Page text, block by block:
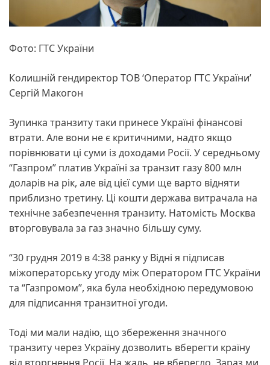
Фото: ГТС України
Колишній гендиректор ТОВ ‘Оператор ГТС України’
Сергій Макогон
Зупинка транзиту таки принесе Україні фінансові
втрати. Але вони не є критичними, надто якщо
порівнювати ці суми із доходами Росії. У середньому
“Газпром” платив Україні за транзит газу 800 млн
доларів на рік, але від цієї суми ще варто відняти
приблизно третину. Ці кошти держава витрачала на
технічне забезпечення транзиту. Натомість Москва
вторговувала за газ значно більшу суму.
“30 грудня 2019 в 4:38 ранку у Відні я підписав
міжоператорську угоду між Оператором ГТС України
та “Газпромом”, яка була необхідною передумовою
для підписання транзитної угоди.
Тоді ми мали надію, що збереження значного
транзиту через Україну дозволить вберегти країну